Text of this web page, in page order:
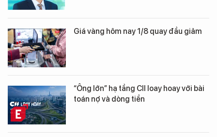
Giá vàng hôm nay 1/8 quay đầu giảm
“Ông lớn” hạ tầng CII loay hoay với bài
toán nợ và dòng tiền